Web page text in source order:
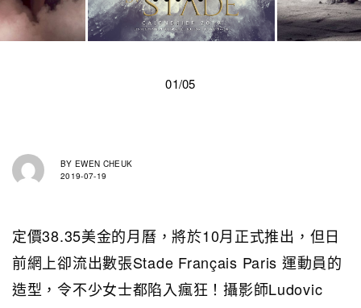
01/05
BY EWEN CHEUK
2019-07-19
定價38.35美金的月曆，將於10月正式推出，但日
前網上卻流出數張Stade Français Paris 運動員的
造型，令不少女士都陷入瘋狂！攝影師Ludovic